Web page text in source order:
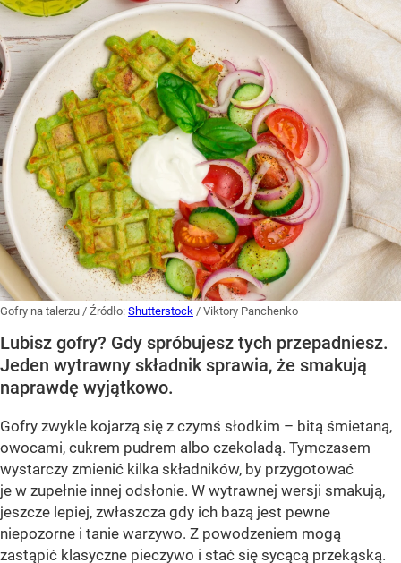
Gofry na talerzu / Źródło: Shutterstock / Viktory Panchenko
Lubisz gofry? Gdy spróbujesz tych przepadniesz.
Jeden wytrawny składnik sprawia, że smakują
naprawdę wyjątkowo.
Gofry zwykle kojarzą się z czymś słodkim – bitą śmietaną,
owocami, cukrem pudrem albo czekoladą. Tymczasem
wystarczy zmienić kilka składników, by przygotować
je w zupełnie innej odsłonie. W wytrawnej wersji smakują,
jeszcze lepiej, zwłaszcza gdy ich bazą jest pewne
niepozorne i tanie warzywo. Z powodzeniem mogą
zastąpić klasyczne pieczywo i stać się sycącą przekąską.